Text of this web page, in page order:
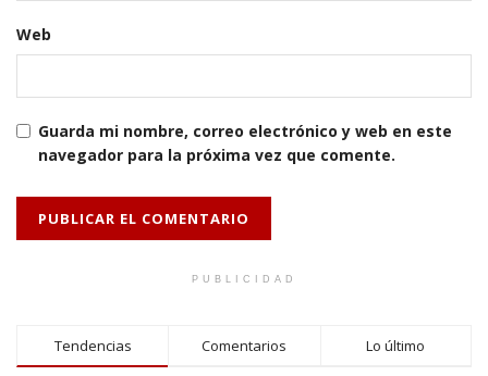
Web
Guarda mi nombre, correo electrónico y web en este
navegador para la próxima vez que comente.
PUBLICIDAD
Tendencias Comentarios Lo último